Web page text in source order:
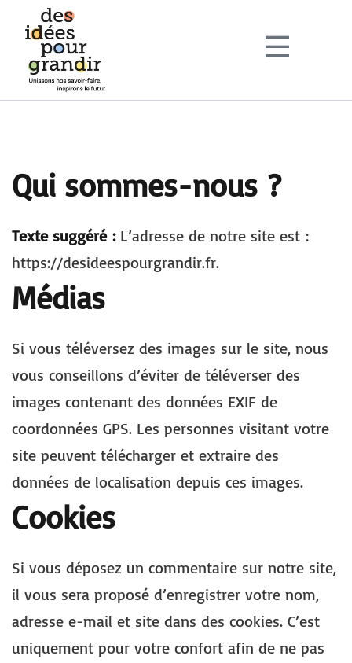
Qui sommes-nous ?
Texte suggéré : L’adresse de notre site est :
https://desideespourgrandir.fr.
Médias
Si vous téléversez des images sur le site, nous
vous conseillons d’éviter de téléverser des
images contenant des données EXIF de
coordonnées GPS. Les personnes visitant votre
site peuvent télécharger et extraire des
données de localisation depuis ces images.
Cookies
Si vous déposez un commentaire sur notre site,
il vous sera proposé d’enregistrer votre nom,
adresse e-mail et site dans des cookies. C’est
uniquement pour votre confort afin de ne pas
Remember me Lost your password?